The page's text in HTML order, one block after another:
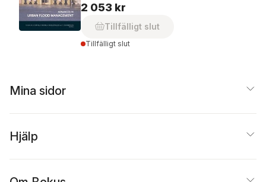
2 053 kr
Tillfälligt slut
Tillfälligt slut
Mina sidor
Hjälp